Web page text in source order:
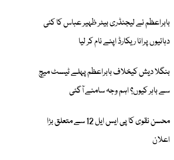
بابراعظم نے لیجنڈری بیٹر ظہیر عباس کا کئی
دہائیوں پرانا ریکارڈ اپنے نام کر لیا
بنگلا دیش کیخلاف بابراعظم پہلے ٹیسٹ میچ
سے باہر کیوں؟ اہم وجہ سامنے آگئی
محسن نقوی کا پی ایس ایل 12 سے متعلق بڑا
اعلان